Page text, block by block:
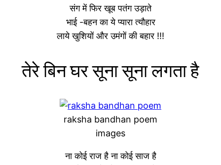
संग में फिर खूब पतंग उड़ाते
भाई -बहन का ये प्यारा त्यौहार
लाये खुशियों और उमंगों की बहार !!!
तेरे बिन घर सूना सूना लगता है
raksha bandhan poem
images
ना कोई राज है ना कोई साज है